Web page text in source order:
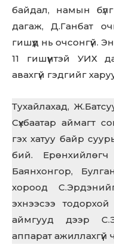
байдал, намын
дагаж, Д.Ганбат
гишүүд нь очсонгүй.
11 гишүүнтэй УИХ
авахгүй гэдгийг
Тухайлахад,
Сүхбаатар аймагт
гэх хатуу байр
бий. Ерөнхийлөгч
Баянхонгор,
хороод
эхнээсээ
аймгууд дээр
аппарат ажиллахгүй